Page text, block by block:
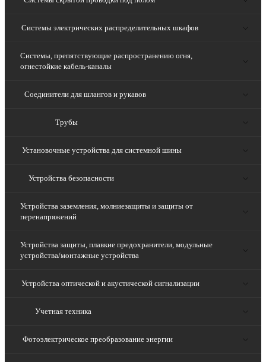
Системы электрических распределительных шкафов
Системы, препятствующие распространению огня,
огнестойкие кабель-каналы
Соединители для шлангов и рукавов
Трубы
Установочные устройства для системной шины
Устройства безопасности
Устройства заземления, молниезащиты и защиты от
перенапряжений
Устройства защиты, плавкие предохранители, модульные
устройства/монтажные устройства
Устройства оптической и акустической сигнализации
Учетная техника
Фотоэлектрическое преобразование энергии